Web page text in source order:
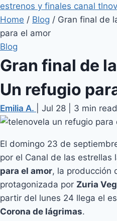
estrenos y finales canal
Home / Blog / Gran final de
para el amor
Blog
Gran final de
Un refugio
Emilia A. Jul 28 3 min read
El domingo 23 de
por el Canal de las estrellas
para el amor, la producción
protagonizada por Zuria
partir del lunes 24 llega el
Corona de lágrimas.